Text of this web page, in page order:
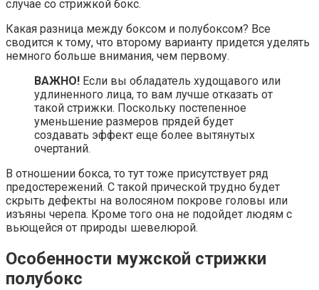
случае со стрижкой бокс.
Какая разница между боксом и полубоксом? Все
сводится к тому, что второму варианту придется уделять
немного больше внимания, чем первому.
ВАЖНО! Если вы обладатель худощавого или
удлиненного лица, то вам лучше отказать от
такой стрижки. Поскольку постепенное
уменьшение размеров прядей будет
создавать эффект еще более вытянутых
очертаний.
В отношении бокса, то тут тоже присутствует ряд
предостережений. С такой прической трудно будет
скрыть дефекты на волосяном покрове головы или
изъяны черепа. Кроме того она не подойдет людям с
вьющейся от природы шевелюрой.
Особенности мужской стрижки
полубокс